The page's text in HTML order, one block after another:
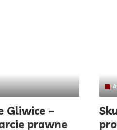
Gliwice –
prawne